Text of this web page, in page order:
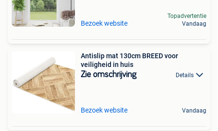
Bezoek website
Topadvertentie
Vandaag
Antislip mat 130cm BREED voor
veiligheid in huis
Zie omschrijving Details
Bezoek website Vandaag